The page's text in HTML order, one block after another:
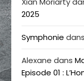
2025
Symphonie
Alexane dans
Episode 01 :